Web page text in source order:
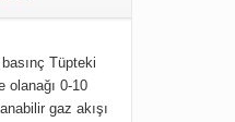
Tüpteki
olanağı 0-10
gaz akışı